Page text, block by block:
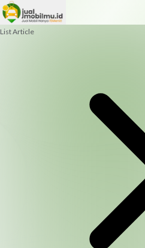
List Article